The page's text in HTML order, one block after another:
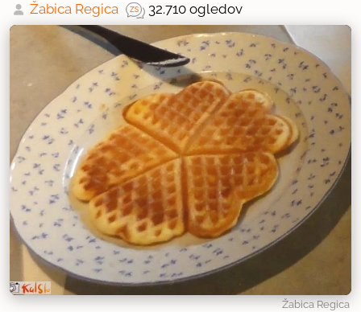
Žabica Regica 32.710 ogledov
Žabica Regica